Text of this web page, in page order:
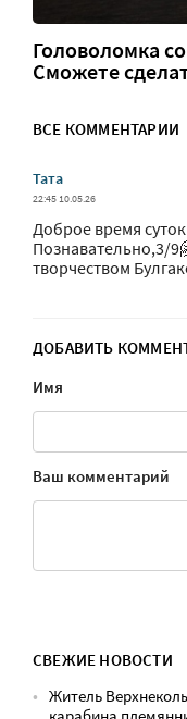
Головоломка
Сможете
ВСЕ КОММЕНТАРИИ
Тата
22:45 10.05.26
Доброе время
Познавательно,3/
творчеством
ДОБАВИТЬ
Имя
Ваш комментарий
СВЕЖИЕ НОВОСТИ
Житель